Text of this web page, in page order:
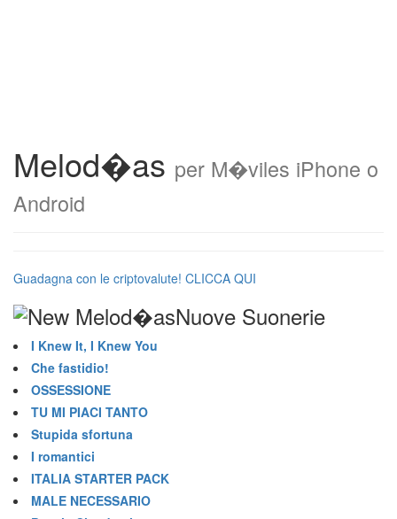
Melod�as per M�viles iPhone o
Android
Guadagna con le criptovalute! CLICCA QUI
Nuove Suonerie
I Knew It, I Knew You
Che fastidio!
OSSESSIONE
TU MI PIACI TANTO
Stupida sfortuna
I romantici
ITALIA STARTER PACK
MALE NECESSARIO